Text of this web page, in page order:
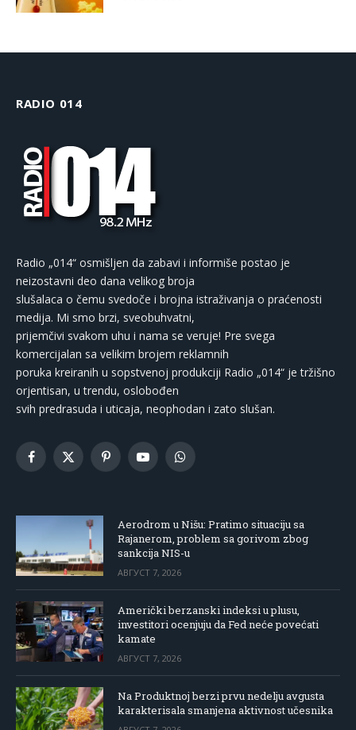
RADIO 014
Radio „014“ osmišljen da zabavi i informiše postao je
neizostavni deo dana velikog broja
slušalaca o čemu svedoče i brojna istraživanja o praćenosti
medija. Mi smo brzi, sveobuhvatni,
prijemčivi svakom uhu i nama se veruje! Pre svega
komercijalan sa velikim brojem reklamnih
poruka kreiranih u sopstvenoj produkciji Radio „014“ je tržišno
orjentisan, u trendu, oslobođen
svih predrasuda i uticaja, neophodan i zato slušan.
Facebook
X
PinterestYouTubeWhatsApp
Aerodrom u Nišu: Pratimo situaciju sa
Rajanerom, problem sa gorivom zbog
sankcija NIS-u
АВГУСТ 7, 2026
Američki berzanski indeksi u plusu,
investitori ocenjuju da Fed neće povećati
kamate
АВГУСТ 7, 2026
Na Produktnoj berzi prvu nedelju avgusta
karakterisala smanjena aktivnost učesnika